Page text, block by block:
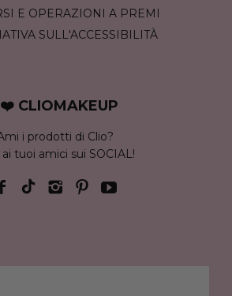
E OPERAZIONI A PREMI
SULL'ACCESSIBILITÀ
CLIOMAKEUP
i prodotti di Clio?
ai tuoi amici sui SOCIAL!